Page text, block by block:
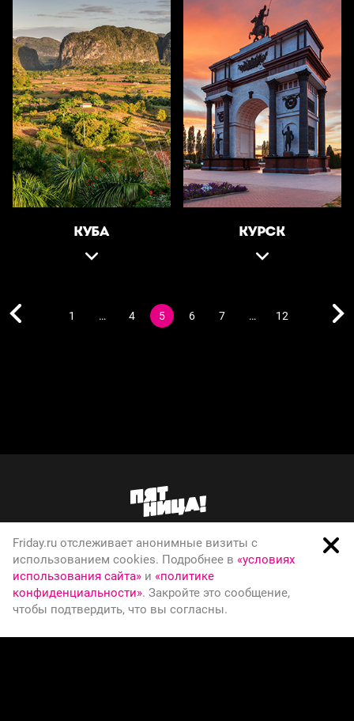
КУБА КУРСК
1 … 4 5 6 7 … 12
О телеканале
Вакансии
Правовая информация
Friday.ru отслеживает анонимные визиты с
использованием cookies. Подробнее в «условиях
использования сайта» и «политике
конфиденциальности». Закройте это сообщение,
чтобы подтвердить, что вы согласны.